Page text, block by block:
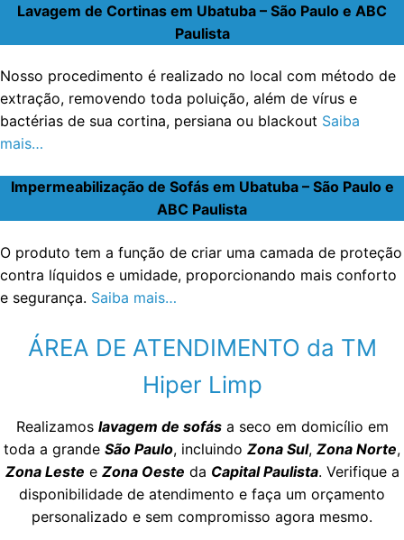
Lavagem de Cortinas em Ubatuba – São Paulo e ABC
Paulista
Nosso procedimento é realizado no local com método de
extração, removendo toda poluição, além de vírus e
bactérias de sua cortina, persiana ou blackout Saiba
mais…
Impermeabilização de Sofás em Ubatuba – São Paulo e
ABC Paulista
O produto tem a função de criar uma camada de proteção
contra líquidos e umidade, proporcionando mais conforto
e segurança. Saiba mais…
ÁREA DE ATENDIMENTO da TM
Hiper Limp
Realizamos lavagem de sofása seco em domicílio em
toda a grande São Paulo, incluindo Zona Sul, Zona Norte,
Zona Leste e Zona Oeste da Capital Paulista. Verifique a
disponibilidade de atendimento e faça um orçamento
personalizado e sem compromisso agora mesmo.